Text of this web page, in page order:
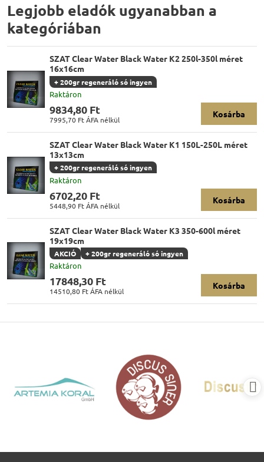
Legjobb eladók ugyanabban a
kategóriában
SZAT Clear Water Black Water K2 250l-350l méret
16x16cm
+ 200gr regeneráló só ingyen
Raktáron
9834,80 Ft
7995,70 FtÁFA nélkül
Kosárba
SZAT Clear Water Black Water K1 150L-250L méret
13x13cm
+ 200gr regeneráló só ingyen
Raktáron
6702,20 Ft
5448,90 FtÁFA nélkül
Kosárba
SZAT Clear Water Black Water K3 350-600l méret
19x19cm
AKCIÓ + 200gr regeneráló só ingyen
Raktáron
17848,30 Ft
14510,80 FtÁFA nélkül
Kosárba